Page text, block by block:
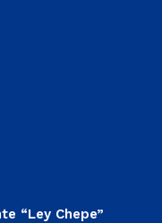
“Ley Chepe”